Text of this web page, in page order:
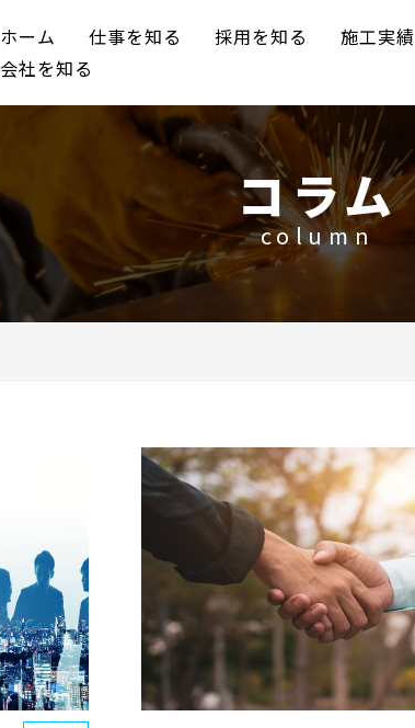
ホーム 仕事を知る 採用を知る 施工実績
会社を知る
コラム
column